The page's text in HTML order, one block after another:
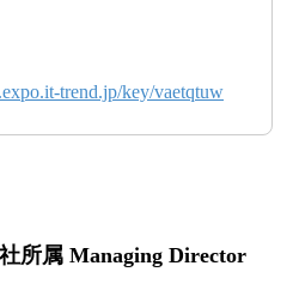
trend.jp/key/vaetqtuw
所属 Managing Director